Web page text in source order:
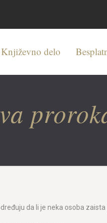
Književno delo
da li je neka osoba